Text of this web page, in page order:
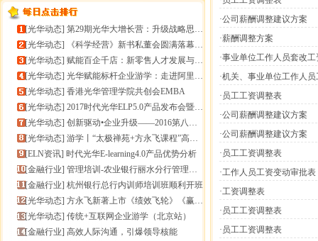
[光华动态] 第29期光华大增长营：升级战略思维，加速企业增长
[光华动态]
《科学经营》新书私董会圆满落幕｜用科学经营助推企业高
[光华动态] 赋能百企千店：新零售人才发展与组织能力微诊断
[光华动态] 光华赋能标杆企业游学：走进阿里巴巴+绿城管理集团
[光华动态] 香港光华管理学院共创会EMBA
[光华动态] 2017时代光华ELP5.0产品发布会暨构建企业员工
[光华动态] 创新驱动•企业升级——2016第八届（中
[光华动态] 游学丨“太极禅苑+方永飞课程”高端商圈项目启动
[ELN资讯] 时代光华E-learning4.0产品优势分析
[金融行业] 管理培训-农业银行丽水分行管理培训
[金融行业] 杭州银行总行内训师培训班顺利开班
[光华动态] 方永飞新著上市《绩效飞轮》《赢在中层》六折抢鲜！
[光华动态] 传统+互联网企业游学（北京站）
[金融行业] 高效人际沟通，引爆领导核能
·公司薪酬调整建议方案
·薪酬调整方案
·事业单位工作人员套改
·机关、事业单位工作人
·员工工资调整表
·公司薪酬调整建议方案
·公司薪酬调整建议方案
·员工工资调整表
·工作人员工资变动审批表
·工资调整表
·员工工资调整表
·员工工资调整表